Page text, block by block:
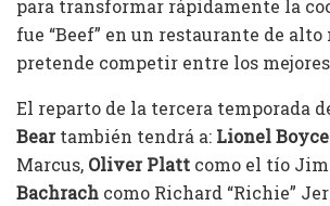
para transformar rápidamente la
fue “Beef” en un restaurante de
pretende competir entre los
El reparto de la tercera temporada
Beartambién tendrá a: Lionel Boyce
Marcus, Oliver Platt como el tío
Bachrach como Richard “Richie”